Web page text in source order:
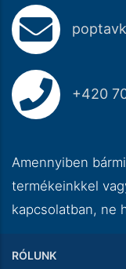
+420
Amennyiben
termékeinkkel
kapcsolatban, ne
RÓLUNK